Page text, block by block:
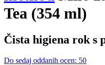
Tea (354 ml)
Čista higiena rok
Do sedaj oddanih ocen: 50